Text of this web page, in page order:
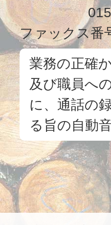
ファックス番
業務の正確
及び職員へ
に、通話の
る旨の自動